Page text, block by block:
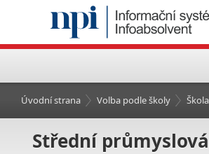
Úvodní strana Volba podle školy Škola
Střední